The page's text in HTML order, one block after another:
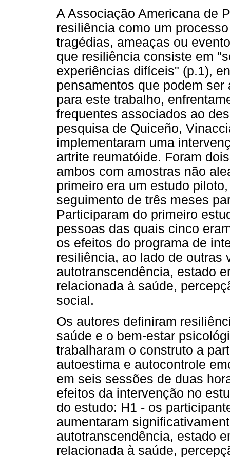
A Associação Americana de
resiliência como um
tragédias, ameaças ou
que resiliência consiste em
experiências difíceis" (p.1),
pensamentos que podem
para este trabalho,
frequentes associados ao
pesquisa de Quiceño,
implementaram uma
artrite reumatóide. Foram
ambos com amostras não
primeiro era um estudo
seguimento de três meses
Participaram do primeiro
pessoas das quais cinco
os efeitos do programa de
resiliência, ao lado de outras
autotranscendência, estado
relacionada à saúde,
social.
Os autores definiram
saúde e o bem-estar
trabalharam o construto a
autoestima e autocontrole
em seis sessões de duas
efeitos da intervenção no
do estudo: H1 - os
aumentaram
autotranscendência, estado
relacionada à saúde,